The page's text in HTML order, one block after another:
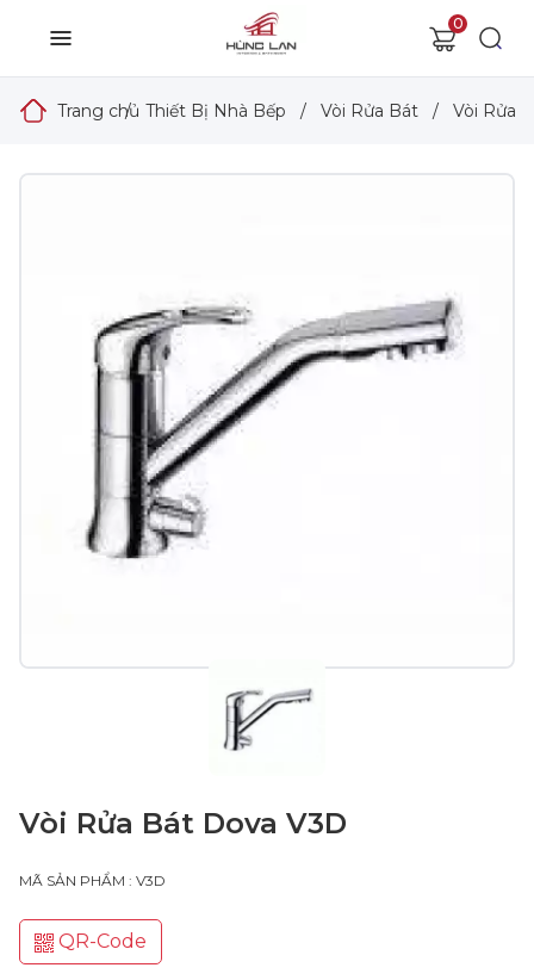
0
Trang chủ
/ Thiết Bị Nhà Bếp / Vòi Rửa Bát / Vòi Rửa
Vòi Rửa Bát Dova V3D
MÃ SẢN PHẨM : V3D
QR-Code